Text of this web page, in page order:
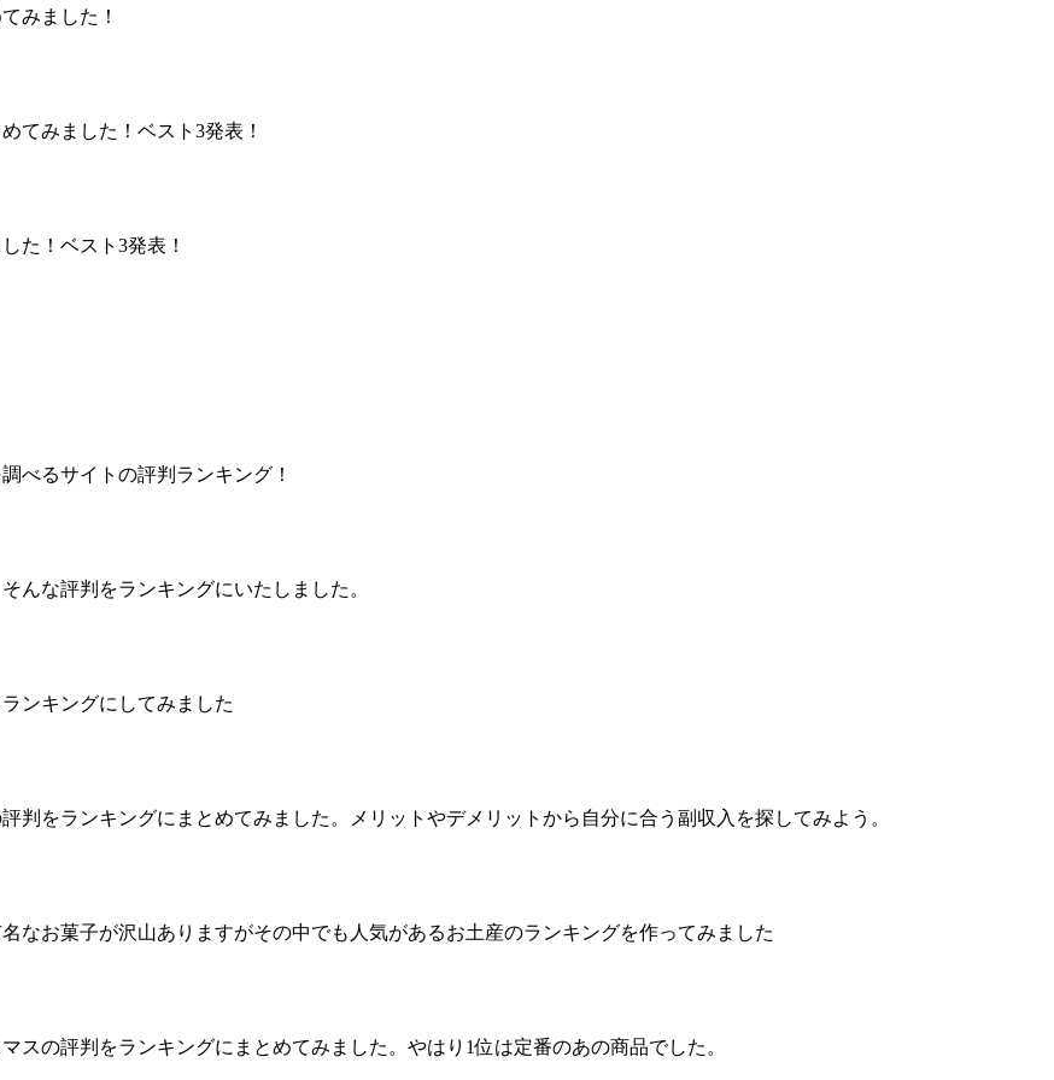
みました！
てみました！ベスト3発表！
た！ベスト3発表！
べるサイトの評判ランキング！
んな評判をランキングにいたしました。
ンキングにしてみました
判をランキングにまとめてみました。メリットやデメリットから自分に合う副収入を探してみよう。
なお菓子が沢山ありますがその中でも人気があるお土産のランキングを作ってみました
スの評判をランキングにまとめてみました。やはり1位は定番のあの商品でした。